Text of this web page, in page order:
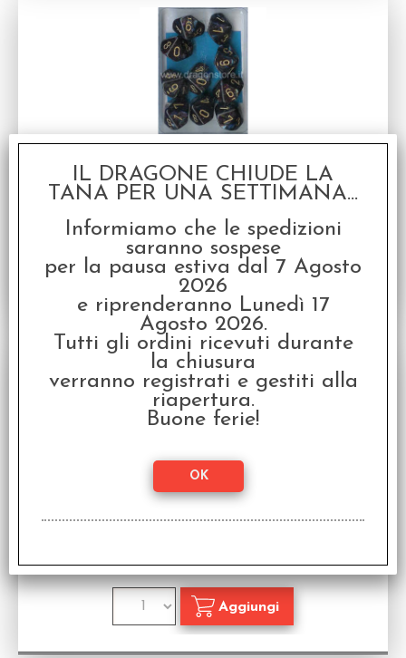
Serie d10 Medi (10 dadi)
Disponibilità: NON DISPONIBILE
Prezzo:€ 14,99
Set 10D10 Lustrous - Viola/Oro
Prezzo:€14,99
IL DRAGONE CHIUDE LA
TANA PER UNA SETTIMANA...
Informiamo che le spedizioni
saranno sospese
per la pausa estiva dal 7 Agosto
2026
e riprenderanno Lunedì 17
Agosto 2026.
Tutti gli ordini ricevuti durante
la chiusura
verranno registrati e gestiti alla
riapertura.
Buone ferie!